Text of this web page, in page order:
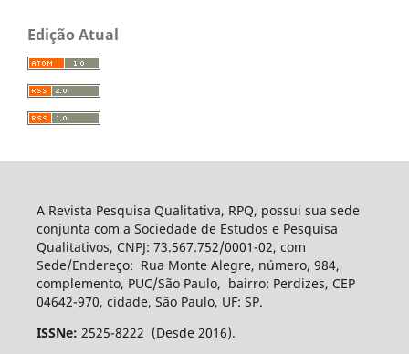
Edição Atual
A Revista Pesquisa Qualitativa, RPQ, possui sua sede
conjunta com a Sociedade de Estudos e Pesquisa
Qualitativos, CNPJ: 73.567.752/0001-02, com
Sede/Endereço: Rua Monte Alegre, número, 984,
complemento, PUC/São Paulo, bairro: Perdizes, CEP
04642-970, cidade, São Paulo, UF: SP.
ISSNe: 2525-8222 (Desde 2016).